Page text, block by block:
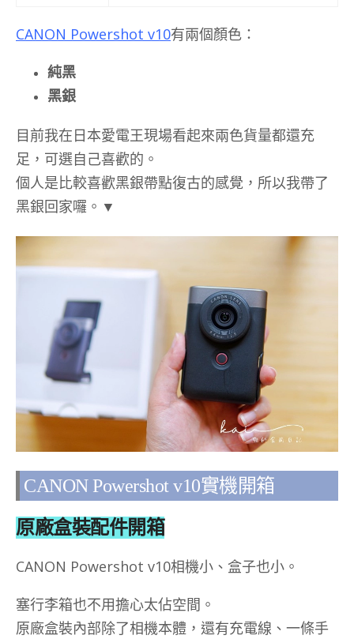
CANON Powershot v10有兩個顏色：
純黑
黑銀
目前我在日本愛電王現場看起來兩色貨量都還充
足，可選自己喜歡的。
個人是比較喜歡黑銀帶點復古的感覺，所以我帶了
黑銀回家囉。▼
CANON Powershot v10實機開箱
原廠盒裝配件開箱
CANON Powershot v10相機小、盒子也小。
塞行李箱也不用擔心太佔空間。
原廠盒裝內部除了相機本體，還有充電線、一條手